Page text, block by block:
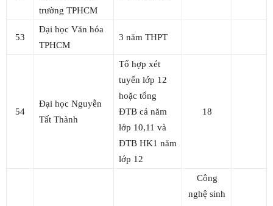
trường TPHCM
53
Đại học Văn hóa
TPHCM
3 năm THPT
54
Đại học Nguyễn
Tất Thành
Tổ hợp xét
tuyển lớp 12
hoặc tổng
ĐTB cả năm
lớp 10,11 và
ĐTB HK1 năm
lớp 12
18
Công
nghệ sinh